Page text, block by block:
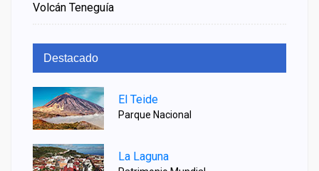
Volcán Teneguía
Destacado
El Teide
Parque Nacional
La Laguna